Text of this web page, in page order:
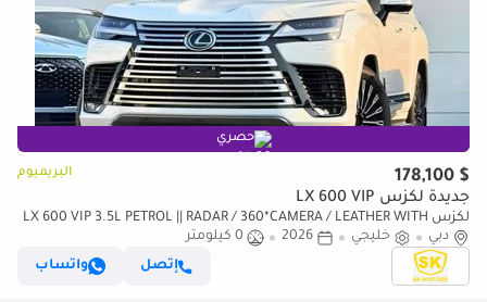
حصري
$ 178,100 البريميوم
جديدة لكزس LX 600 VIP
لكزس LX 600 VIP 3.5L PETROL || RADAR / 360*CAMERA / LEATHER WITH
PWR SEATS / SUNROOF / REAR ENTERTAINMENT SCREEN
دبي خليجي 2026
0 كيلومتر
إتصل
واتساب